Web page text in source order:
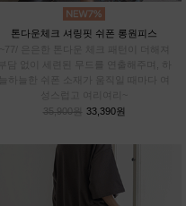
톤다운체크 셔링핏 쉬폰 롱원피스
부담 없이 세련된 무드를 연출해주며, 하
늘하늘한 쉬폰 소재가 움직일 때마다 여
성스럽고 여리여리~
35,900원 33,390원